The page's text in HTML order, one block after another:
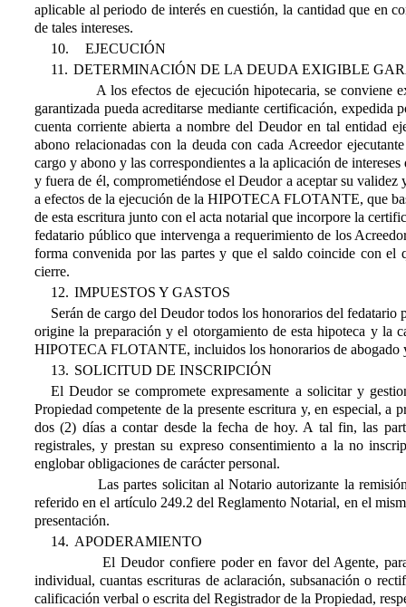
aplicable al periodo de interés en cuestión, la cantidad que en
de tales intereses.
10.
EJECUCIÓN
11. DETERMINACIÓN DE LA DEUDA EXIGIBLE
A los efectos de ejecución hipotecaria, se conviene
garantizada pueda acreditarse mediante certificación, expedida
cuenta corriente abierta a nombre del Deudor en tal entidad
abono relacionadas con la deuda con cada Acreedor ejecutante
cargo y abono y las correspondientes a la aplicación de
y fuera de él, comprometiéndose el Deudor a aceptar su validez
a efectos de la ejecución de la HIPOTECA FLOTANTE, que
de esta escritura junto con el acta notarial que incorpore la
fedatario público que intervenga a requerimiento de los
forma convenida por las partes y que el saldo coincide con
cierre.
12. IMPUESTOS Y GASTOS
Serán de cargo del Deudor todos los honorarios del
origine la preparación y el otorgamiento de esta hipoteca y la
HIPOTECA FLOTANTE, incluidos los honorarios de abogado
13. SOLICITUD DE INSCRIPCIÓN
El Deudor se compromete expresamente a solicitar y
Propiedad competente de la presente escritura y, en especial,
dos (2) días a contar desde la fecha de hoy. A tal fin, las
registrales, y prestan su expreso consentimiento a la no
englobar obligaciones de carácter personal.
Las partes solicitan al Notario autorizante la remisión
referido en el artículo 249.2 del Reglamento Notarial, en el
presentación.
14. APODERAMIENTO
El Deudor confiere poder en favor del Agente, para
individual, cuantas escrituras de aclaración, subsanación o
calificación verbal o escrita del Registrador de la Propiedad,